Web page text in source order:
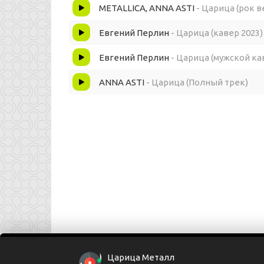
Пусть он танцует, пока танцуется
Теперь он пьяный по твоей вине
А как он стесняется, а как он целуется
METALLICA, ANNA ASTI - Царица (рок
Евгений Перлин - Царица (кавер 2023)
Евгений Перлин - Царица (мужской
ANNA ASTI - Царица (Полный трек)
Царица Металл